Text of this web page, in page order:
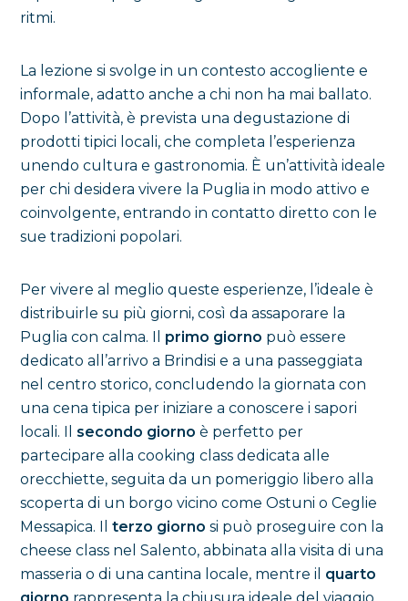
ritmi.
La lezione si svolge in un contesto accogliente e
informale, adatto anche a chi non ha mai ballato.
Dopo l’attività, è prevista una degustazione di
prodotti tipici locali, che completa l’esperienza
unendo cultura e gastronomia. È un’attività ideale
per chi desidera vivere la Puglia in modo attivo e
coinvolgente, entrando in contatto diretto con le
sue tradizioni popolari.
Per vivere al meglio queste esperienze, l’ideale è
distribuirle su più giorni, così da assaporare la
Puglia con calma. Il primo giorno può essere
dedicato all’arrivo a Brindisi e a una passeggiata
nel centro storico, concludendo la giornata con
una cena tipica per iniziare a conoscere i sapori
locali. Il secondo giorno è perfetto per
partecipare alla cooking class dedicata alle
orecchiette, seguita da un pomeriggio libero alla
scoperta di un borgo vicino come Ostuni o Ceglie
Messapica. Il terzo giorno si può proseguire con la
cheese class nel Salento, abbinata alla visita di una
masseria o di una cantina locale, mentre il quarto